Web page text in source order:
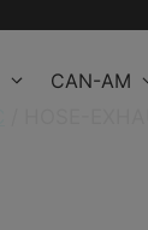
CAN-AM